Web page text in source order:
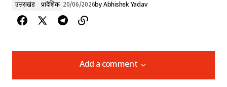
उत्तराखंड प्रादेशिक 20/06/2026byAbhishek Yadav
Add a comment
Add a comment